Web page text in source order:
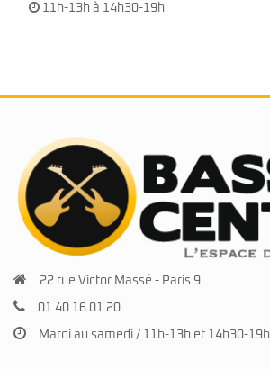
11h-13h à 14h30-19h
22 rue Victor Massé - Paris 9
01 40 16 01 20
Mardi au samedi / 11h-13h et 14h30-19h